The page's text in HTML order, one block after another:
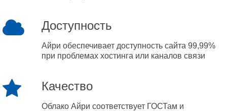
Доступность
Айри обеспечивает доступность сайта 99,99%
при проблемах хостинга или каналов связи
Качество
Облако Айри соответствует ГОСТам и